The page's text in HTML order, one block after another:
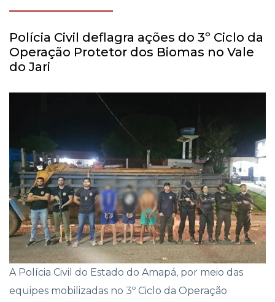
Polícia Civil deflagra ações do 3º Ciclo da
Operação Protetor dos Biomas no Vale
do Jari
A Polícia Civil do Estado do Amapá, por meio das
equipes mobilizadas no 3º Ciclo da Operação